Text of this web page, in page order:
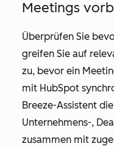
Meetings
Überprüfen Sie
greifen Sie auf
zu, bevor ein
mit HubSpot
Breeze-Assistent
Unternehmens-,
zusammen mit